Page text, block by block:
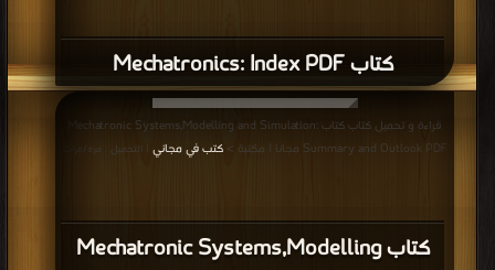
كتاب Mechatronics: Index PDF
كتاب Mechatronic Systems,Modelling
قراءة و تحميل كتاب كتاب Mechatronic Systems,Modelling and Simulation:
Summary and Outlook PDF مجانا | مكتبة >
كتب في مجاني | التحميل : مرة/مرات